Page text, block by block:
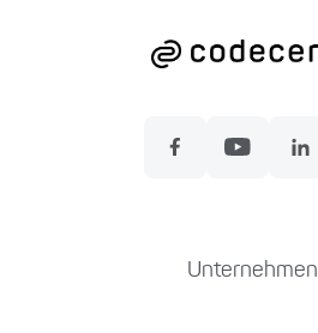
Unternehmen